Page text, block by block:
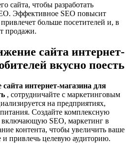
сайта, чтобы разработать
Эффективное SEO повысит
больше посетителей и, в
продажи.
сайта интернет-
вкусно поесть
сайта интернет-магазина для
, сотрудничайте с маркетинговым
на предприятиях,
Создайте комплексную
включающую SEO, маркетинг в
контента, чтобы увеличить ваше
и привлечь целевую аудиторию.